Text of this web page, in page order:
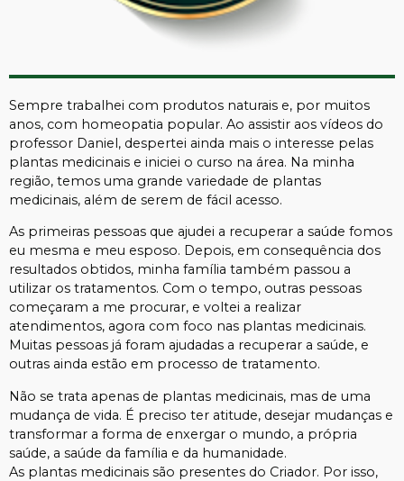
Sempre trabalhei com produtos naturais e, por muitos
anos, com homeopatia popular. Ao assistir aos vídeos do
professor Daniel, despertei ainda mais o interesse pelas
plantas medicinais e iniciei o curso na área. Na minha
região, temos uma grande variedade de plantas
medicinais, além de serem de fácil acesso.
As primeiras pessoas que ajudei a recuperar a saúde fomos
eu mesma e meu esposo. Depois, em consequência dos
resultados obtidos, minha família também passou a
utilizar os tratamentos. Com o tempo, outras pessoas
começaram a me procurar, e voltei a realizar
atendimentos, agora com foco nas plantas medicinais.
Muitas pessoas já foram ajudadas a recuperar a saúde, e
outras ainda estão em processo de tratamento.
Não se trata apenas de plantas medicinais, mas de uma
mudança de vida. É preciso ter atitude, desejar mudanças e
transformar a forma de enxergar o mundo, a própria
saúde, a saúde da família e da humanidade.
As plantas medicinais são presentes do Criador. Por isso,